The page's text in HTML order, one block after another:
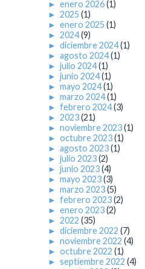
► enero 2026(1)
► 2025 (1)
► enero 2025 (1)
► 2024(9)
► diciembre 2024(1)
► agosto 2024(1)
► julio 2024(1)
► junio 2024(1)
► mayo 2024(1)
► marzo 2024(1)
► febrero 2024(3)
► 2023(21)
► noviembre 2023(1)
► octubre 2023(1)
► agosto 2023(1)
► julio 2023(2)
► junio 2023(4)
► mayo 2023(3)
► marzo 2023(5)
► febrero 2023(2)
► enero 2023(2)
► 2022 (35)
► diciembre 2022 (7)
► noviembre 2022 (4)
► octubre 2022 (1)
► septiembre 2022 (4)